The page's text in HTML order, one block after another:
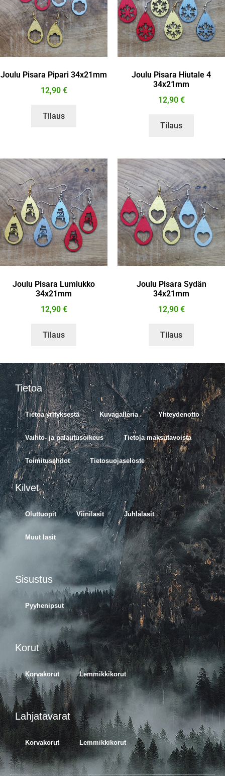
Joulu Pisara Pipari 34x21mm
12,90 €
Tilaus
Joulu Pisara Hiutale 4
34x21mm
12,90 €
Tilaus
Joulu Pisara Lumiukko
34x21mm
12,90 €
Tilaus
Joulu Pisara Sydän
34x21mm
12,90 €
Tilaus
Tietoa
Tietoa yrityksestä Kuvagalleria Yhteydenotto
Vaihto- ja palautusoikeus Tietoja maksutavoista
Toimitusehdot Tietosuojaseloste
Kilvet
Oluttuopit Viinilasit Juhlalasit
Muut lasit
Sisustus
Pyyhenipsut
Korut
Korvakorut Lemmikkikorut
Lahjatavarat
Korvakorut Lemmikkikorut